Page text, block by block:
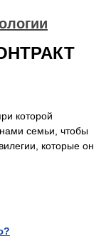
которой
семьи, чтобы
которые он